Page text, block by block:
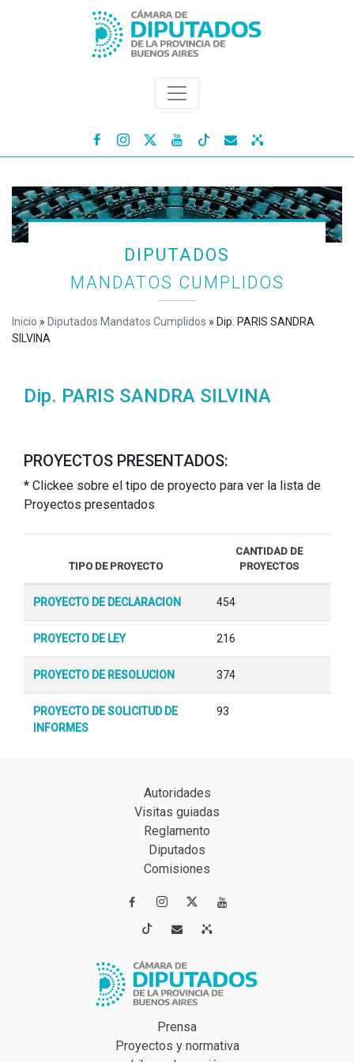
   
DIPUTADOS
MANDATOS CUMPLIDOS
Inicio » Diputados Mandatos Cumplidos » Dip. PARIS SANDRA
SILVINA
Dip. PARIS SANDRA SILVINA
PROYECTOS PRESENTADOS:
* Clickee sobre el tipo de proyecto para ver la lista de
Proyectos presentados
TIPO DE PROYECTO
CANTIDAD DE
PROYECTOS
PROYECTO DE DECLARACION 454
PROYECTO DE LEY 216
PROYECTO DE RESOLUCION 374
PROYECTO DE SOLICITUD DE
INFORMES
93
Autoridades
Visitas guiadas
Reglamento
Diputados
Comisiones
 
 
Prensa
Proyectos y normativa